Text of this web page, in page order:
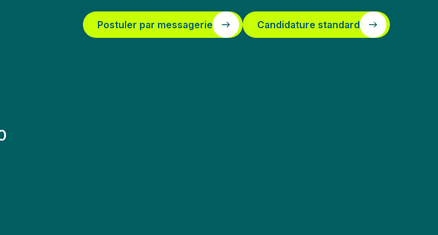
Postuler par messagerie Candidature standard